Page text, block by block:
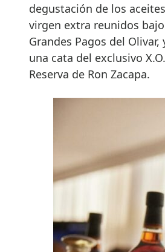
degustación de los
virgen extra reunidos
Grandes Pagos del
una cata del exclusivo
Reserva de Ron Zacapa.